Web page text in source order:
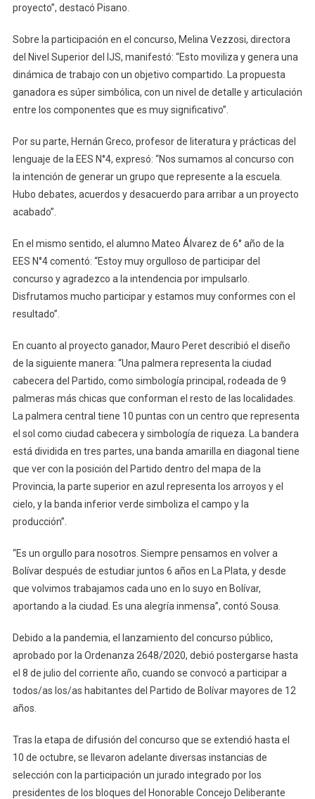
proyecto”, destacó Pisano.
Sobre la participación en el concurso, Melina Vezzosi, directora
del Nivel Superior del IJS, manifestó: “Esto moviliza y genera una
dinámica de trabajo con un objetivo compartido. La propuesta
ganadora es súper simbólica, con un nivel de detalle y articulación
entre los componentes que es muy significativo”.
Por su parte, Hernán Greco, profesor de literatura y prácticas del
lenguaje de la EES N°4, expresó: “Nos sumamos al concurso con
la intención de generar un grupo que represente a la escuela.
Hubo debates, acuerdos y desacuerdo para arribar a un proyecto
acabado”.
En el mismo sentido, el alumno Mateo Álvarez de 6° año de la
EES N°4 comentó: “Estoy muy orgulloso de participar del
concurso y agradezco a la intendencia por impulsarlo.
Disfrutamos mucho participar y estamos muy conformes con el
resultado”.
En cuanto al proyecto ganador, Mauro Peret describió el diseño
de la siguiente manera: “Una palmera representa la ciudad
cabecera del Partido, como simbología principal, rodeada de 9
palmeras más chicas que conforman el resto de las localidades.
La palmera central tiene 10 puntas con un centro que representa
el sol como ciudad cabecera y simbología de riqueza. La bandera
está dividida en tres partes, una banda amarilla en diagonal tiene
que ver con la posición del Partido dentro del mapa de la
Provincia, la parte superior en azul representa los arroyos y el
cielo, y la banda inferior verde simboliza el campo y la
producción”.
“Es un orgullo para nosotros. Siempre pensamos en volver a
Bolívar después de estudiar juntos 6 años en La Plata, y desde
que volvimos trabajamos cada uno en lo suyo en Bolívar,
aportando a la ciudad. Es una alegría inmensa”, contó Sousa.
Debido a la pandemia, el lanzamiento del concurso público,
aprobado por la Ordenanza 2648/2020, debió postergarse hasta
el 8 de julio del corriente año, cuando se convocó a participar a
todos/as los/as habitantes del Partido de Bolívar mayores de 12
años.
Tras la etapa de difusión del concurso que se extendió hasta el
10 de octubre, se llevaron adelante diversas instancias de
selección con la participación un jurado integrado por los
presidentes de los bloques del Honorable Concejo Deliberante